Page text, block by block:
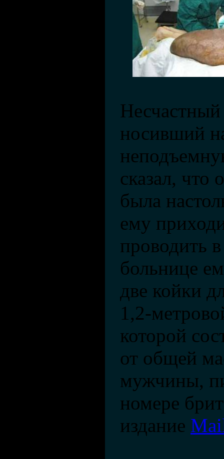
носивший
сказал, что
была
ему
проводить
больнице
две койки
1,2-
которой
от общей
мужчины,
номере
издание